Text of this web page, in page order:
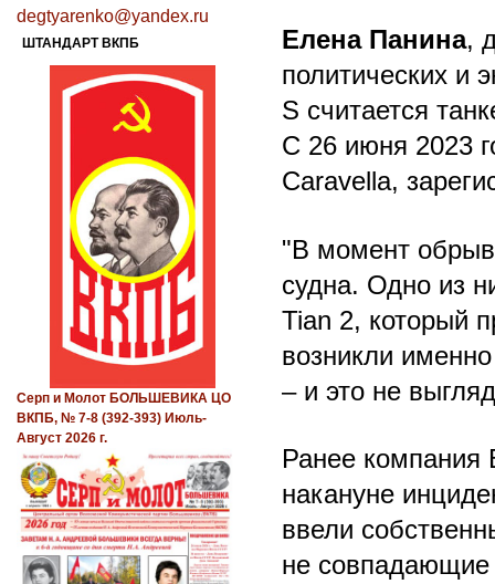
Елена Панина,
политических и
S считается
С 26 июня 2023
Caravella,
"В момент
судна. Одно из
Tian 2, который
возникли
– и это не
Ранее компания
накануне
ввели
не совпадающие
degtyarenko@yandex.ru
ШТАНДАРТ ВКПБ
Серп и Молот БОЛЬШЕВИКА ЦО
ВКПБ, № 7-8 (392-393) Июль-
Август 2026 г.